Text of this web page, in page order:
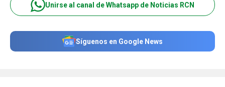
Unirse al canal de Whatsapp de Noticias RCN
Síguenos en Google News